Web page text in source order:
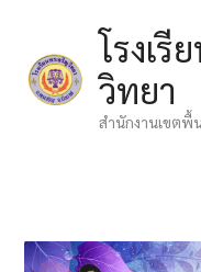
content
โรงเรี
วิทยา
สำนักงานเขตพื้